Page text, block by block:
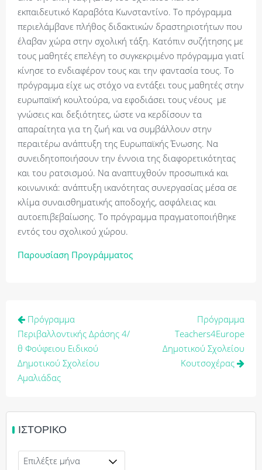
εκπαιδευτικό Καραβότα Κωνσταντίνο. Το πρόγραμμα
περιελάμβανε πλήθος διδακτικών δραστηριοτήτων που
έλαβαν χώρα στην σχολική τάξη. Κατόπιν συζήτησης με
τους μαθητές επελέγη το συγκεκριμένο πρόγραμμα γιατί
κίνησε το ενδιαφέρον τους και την φαντασία τους. Το
πρόγραμμα είχε ως στόχο να εντάξει τους μαθητές στην
ευρωπαϊκή κουλτούρα, να εφοδιάσει τους νέους με
γνώσεις και δεξιότητες, ώστε να κερδίσουν τα
απαραίτητα για τη ζωή και να συμβάλλουν στην
περαιτέρω ανάπτυξη της Ευρωπαϊκής Ένωσης. Να
συνειδητοποιήσουν την έννοια της διαφορετικότητας
και του ρατσισμού. Να αναπτυχθούν προσωπικά και
κοινωνικά: ανάπτυξη ικανότητας συνεργασίας μέσα σε
κλίμα συναισθηματικής αποδοχής, ασφάλειας και
αυτοεπιβεβαίωσης. Το πρόγραμμα πραγματοποιήθηκε
εντός του σχολικού χώρου.
Παρουσίαση Προγράμματος
Πλοήγηση
άρθρων
Πρόγραμμα
Περιβαλλοντικής Δράσης 4/
θ Φούφειου Ειδικού
Δημοτικού Σχολείου
Αμαλιάδας
Πρόγραμμα
Teachers4Europe
Δημοτικού Σχολείου
Κουτσοχέρας
ΙΣΤΟΡΙΚΌ
Ιστορικό